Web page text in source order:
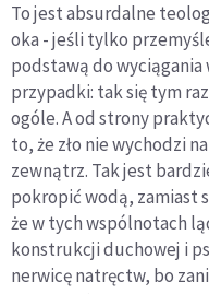
To jest absurdalne
oka - jeśli tylko
podstawą do
przypadki: tak się tym
ogóle. A od strony
to, że zło nie wychodzi
zewnątrz. Tak jest
pokropić wodą, zamiast
że w tych wspólnotach
konstrukcji duchowej i
nerwicę natręctw, bo